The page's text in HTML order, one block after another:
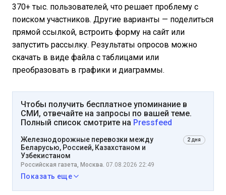
370+ тыс. пользователей, что решает проблему с
поиском участников. Другие варианты — поделиться
прямой ссылкой, встроить форму на сайт или
запустить рассылку. Результаты опросов можно
скачать в виде файла с таблицами или
преобразовать в графики и диаграммы.
Чтобы получить бесплатное упоминание в
СМИ, отвечайте на запросы по вашей теме.
Полный список смотрите на Pressfeed
Железнодорожные перевозки между
Беларусью, Россией, Казахстаном и
Узбекистаном
2 дня
Российская газета, Москва. 07.08.2026 22:49
Показать еще